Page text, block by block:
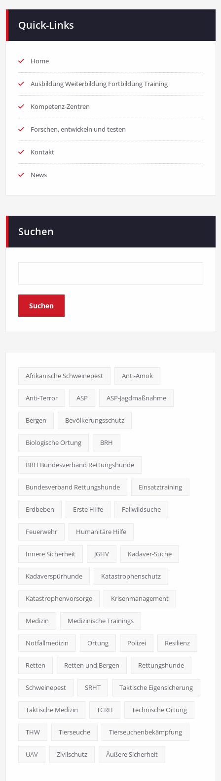
Quick-Links
Home
Ausbildung Weiterbildung Fortbildung Training
Kompetenz-Zentren
Forschen, entwickeln und testen
Kontakt
News
Suchen
Suchen
Afrikanische Schweinepest Anti-Amok
Anti-Terror ASP ASP-Jagdmaßnahme
Bergen Bevölkerungsschutz
Biologische Ortung BRH
BRH Bundesverband Rettungshunde
Bundesverband Rettungshunde Einsatztraining
Erdbeben Erste HIlfe Fallwildsuche
Feuerwehr Humanitäre Hilfe
Innere Sicherheit JGHV Kadaver-Suche
Kadaverspürhunde Katastrophenschutz
Katastrophenvorsorge Krisenmanagement
Medizin Medizinische Trainings
Notfallmedizin Ortung Polizei Resilienz
Retten Retten und Bergen Rettungshunde
Schweinepest SRHT Taktische Eigensicherung
Taktische Medizin TCRH Technische Ortung
THW Tierseuche Tierseuchenbekämpfung
UAV Zivilschutz Äußere Sicherheit